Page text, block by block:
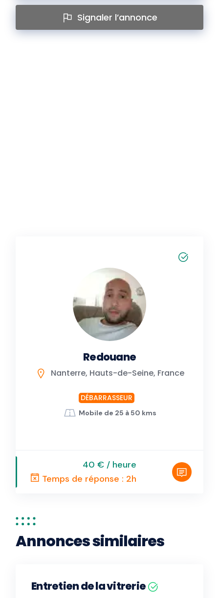
Signaler l’annonce
Redouane
Nanterre, Hauts-de-Seine, France
DÉBARRASSEUR
Mobile de 25 à 50 kms
40 € / heure
Temps de réponse : 2h
Annonces similaires
Entretien de la vitrerie